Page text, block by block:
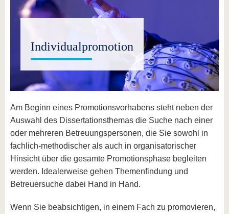
Individualpromotion
Am Beginn eines Promotionsvorhabens steht neben der
Auswahl des Dissertationsthemas die Suche nach einer
oder mehreren Betreuungspersonen, die Sie sowohl in
fachlich-methodischer als auch in organisatorischer
Hinsicht über die gesamte Promotionsphase begleiten
werden. Idealerweise gehen Themenfindung und
Betreuersuche dabei Hand in Hand.
Wenn Sie beabsichtigen, in einem Fach zu promovieren,